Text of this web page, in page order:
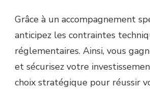
Grâce à un accompagnement
anticipez les contraintes
réglementaires. Ainsi, vous
et sécurisez votre
choix stratégique pour réussir